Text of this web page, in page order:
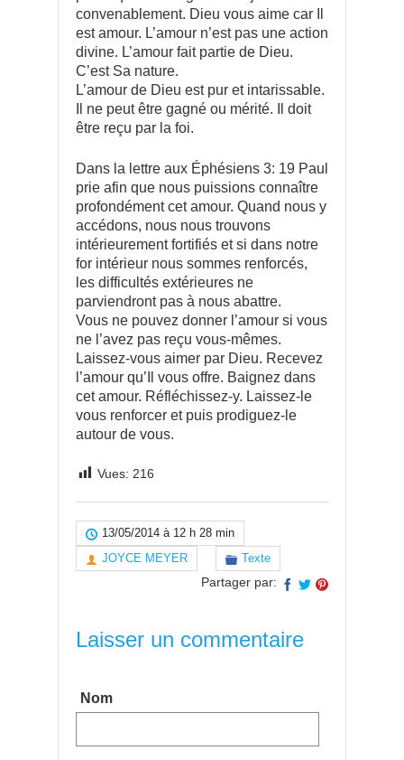
convenablement. Dieu vous aime car Il
est amour. L’amour n’est pas une action
divine. L’amour fait partie de Dieu.
C’est Sa nature.
L’amour de Dieu est pur et intarissable.
Il ne peut être gagné ou mérité. Il doit
être reçu par la foi.
Dans la lettre aux Éphésiens 3: 19 Paul
prie afin que nous puissions connaître
profondément cet amour. Quand nous y
accédons, nous nous trouvons
intérieurement fortifiés et si dans notre
for intérieur nous sommes renforcés,
les difficultés extérieures ne
parviendront pas à nous abattre.
Vous ne pouvez donner l’amour si vous
ne l’avez pas reçu vous-mêmes.
Laissez-vous aimer par Dieu. Recevez
l’amour qu’Il vous offre. Baignez dans
cet amour. Réfléchissez-y. Laissez-le
vous renforcer et puis prodiguez-le
autour de vous.
Vues: 216
13/05/2014 à 12 h 28 min
JOYCE MEYER
Texte
Partager par:
Laisser un commentaire
Nom